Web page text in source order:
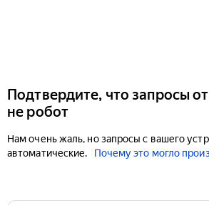
Подтвердите, что запросы
не робот
Нам очень жаль, но запросы с вашего
автоматические.
Почему это могло